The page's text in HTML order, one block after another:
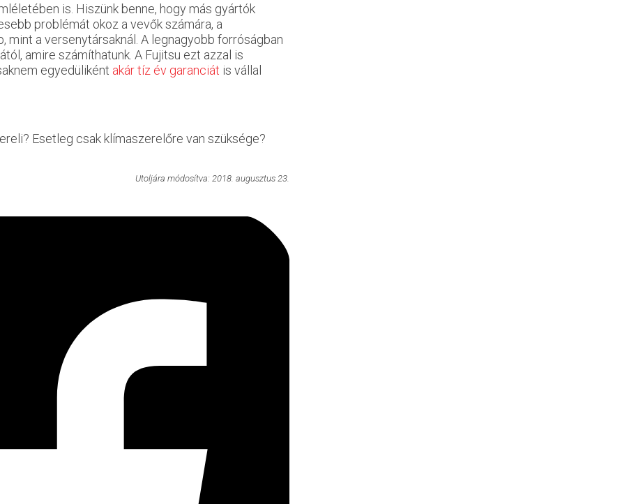
is. Hiszünk benne, hogy más gyártók
problémát okoz a vevők számára, a
mint a versenytársaknál. A legnagyobb forróságban
amire számíthatunk. A Fujitsu ezt azzal is
egyedüliként akár tíz év garanciát is vállal
Esetleg csak klímaszerelőre van szüksége?
Utoljára módosítva: 2018. augusztus 23.